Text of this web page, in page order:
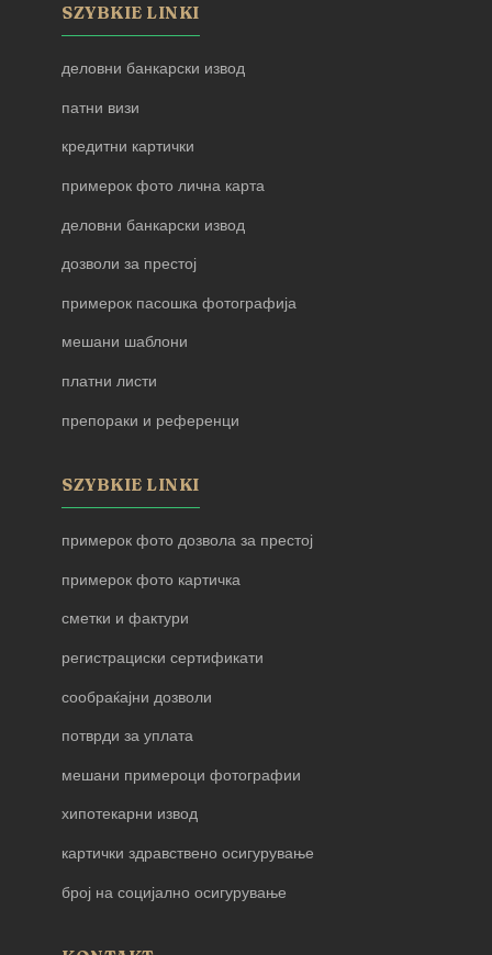
SZYBKIE LINKI
деловни банкарски извод
патни визи
кредитни картички
примерок фото лична карта
деловни банкарски извод
дозволи за престој
примерок пасошка фотографија
мешани шаблони
платни листи
препораки и референци
SZYBKIE LINKI
примерок фото дозвола за престој
примерок фото картичка
сметки и фактури
регистрациски сертификати
сообраќајни дозволи
потврди за уплата
мешани примероци фотографии
хипотекарни извод
картички здравствено осигурување
број на социјално осигурување